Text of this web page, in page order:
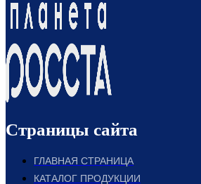
Страницы сайта
ГЛАВНАЯ СТРАНИЦА
КАТАЛОГ ПРОДУКЦИИ